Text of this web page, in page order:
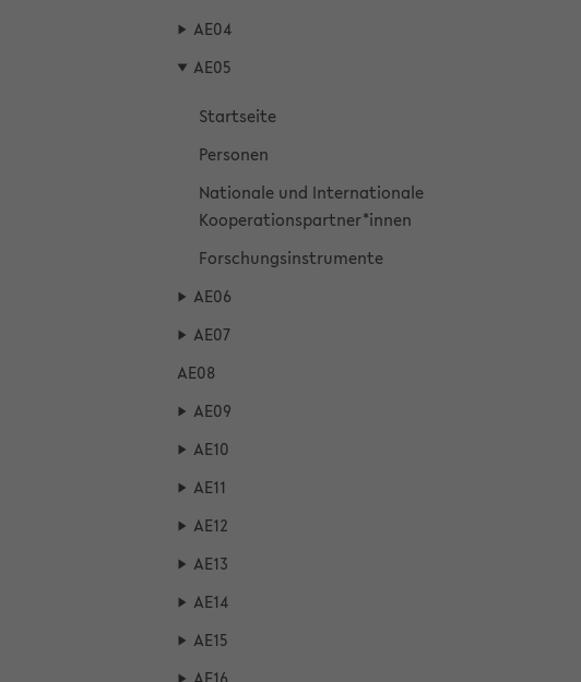
AE04
AE05
Start­sei­te
Per­so­nen
Na­tio­na­le und In­ter­na­tio­na­le
Ko­ope­ra­ti­ons­part­ner*innen
For­schungs­in­stru­men­te
AE06
AE07
AE08
AE09
AE10
AE11
AE12
AE13
AE14
AE15